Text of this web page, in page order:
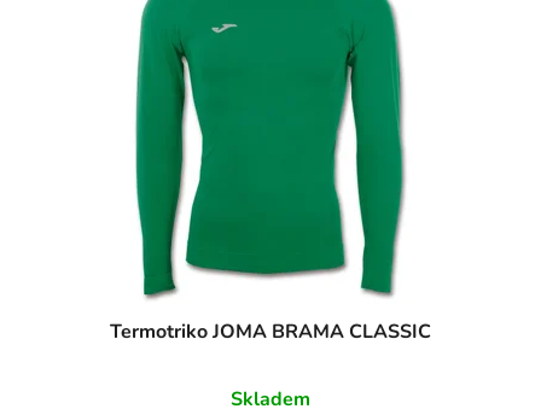
Termotriko JOMA BRAMA CLASSIC
Skladem